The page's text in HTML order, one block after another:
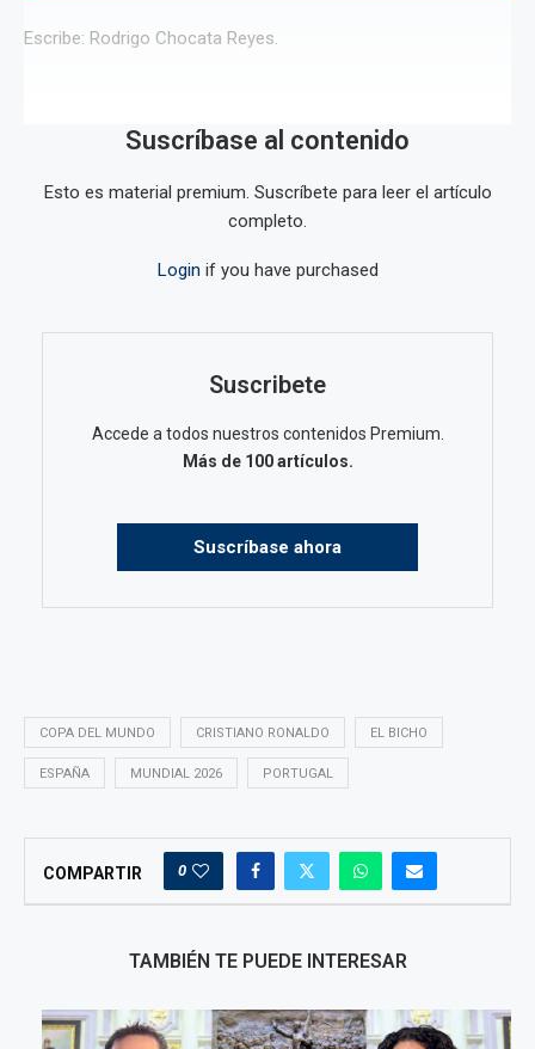
Escribe: Rodrigo Chocata Reyes.
Suscríbase al contenido
Esto es material premium. Suscríbete para leer el artículo
completo.
Login if you have purchased
Suscribete
Accede a todos nuestros contenidos Premium.
Más de 100 artículos.
Suscríbase ahora
COPA DEL MUNDO CRISTIANO RONALDO EL BICHO
ESPAÑA MUNDIAL 2026 PORTUGAL
COMPARTIR 0
TAMBIÉN TE PUEDE INTERESAR